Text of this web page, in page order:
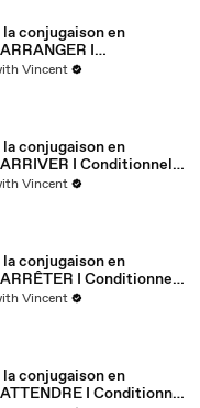
conjugaison en
Vincent
conjugaison en
Vincent
conjugaison en
Vincent
conjugaison en